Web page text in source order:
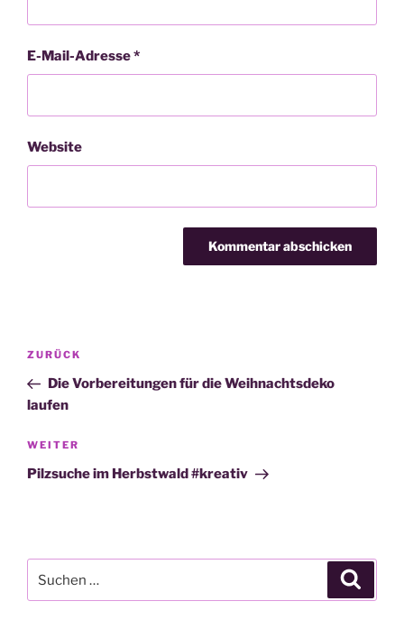
E-Mail-Adresse*
Website
Beitragsnavigation
Vorheriger
Beitrag
ZURÜCK
Die Vorbereitungen für die Weihnachtsdeko
laufen
Nächster
Beitrag
WEITER
Pilzsuche im Herbstwald #kreativ
nach: